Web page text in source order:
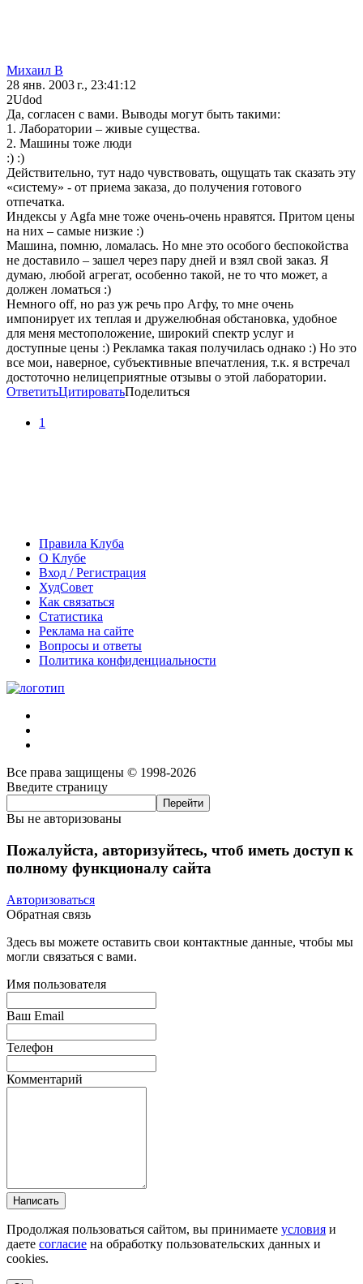
Михаил B
28 янв. 2003 г., 23:41:12
2Udod
Да, согласен с вами. Выводы могут быть такими:
1. Лаборатории – живые существа.
2. Машины тоже люди
:) :)
Действительно, тут надо чувствовать, ощущать так сказать эту
«систему» - от приема заказа, до получения готового
отпечатка.
Индексы у Agfa мне тоже очень-очень нравятся. Притом цены
на них – самые низкие :)
Машина, помню, ломалась. Но мне это особого беспокойства
не доставило – зашел через пару дней и взял свой заказ. Я
думаю, любой агрегат, особенно такой, не то что может, а
должен ломаться :)
Немного off, но раз уж речь про Агфу, то мне очень
импонирует их теплая и дружелюбная обстановка, удобное
для меня местоположение, широкий спектр услуг и
доступные цены :) Рекламка такая получилась однако :) Но это
все мои, наверное, субъективные впечатления, т.к. я встречал
достоточно нелицеприятные отзывы о этой лаборатории.
ОтветитьЦитироватьПоделиться
1
Правила Клуба
О Клубе
Вход / Регистрация
ХудСовет
Как связаться
Статистика
Реклама на сайте
Вопросы и ответы
Политика конфиденциальности
Все права защищены © 1998-2026
Введите страницу
Вы не авторизованы
Пожалуйста, авторизуйтесь, чтоб иметь доступ к
полному функционалу сайта
Авторизоваться
Обратная связь
Здесь вы можете оставить свои контактные данные, чтобы мы
могли связаться с вами.
Имя пользователя
Ваш Email
Телефон
Комментарий
Написать
Продолжая пользоваться сайтом, вы принимаете условия и
даете согласие на обработку пользовательских данных и
cookies.